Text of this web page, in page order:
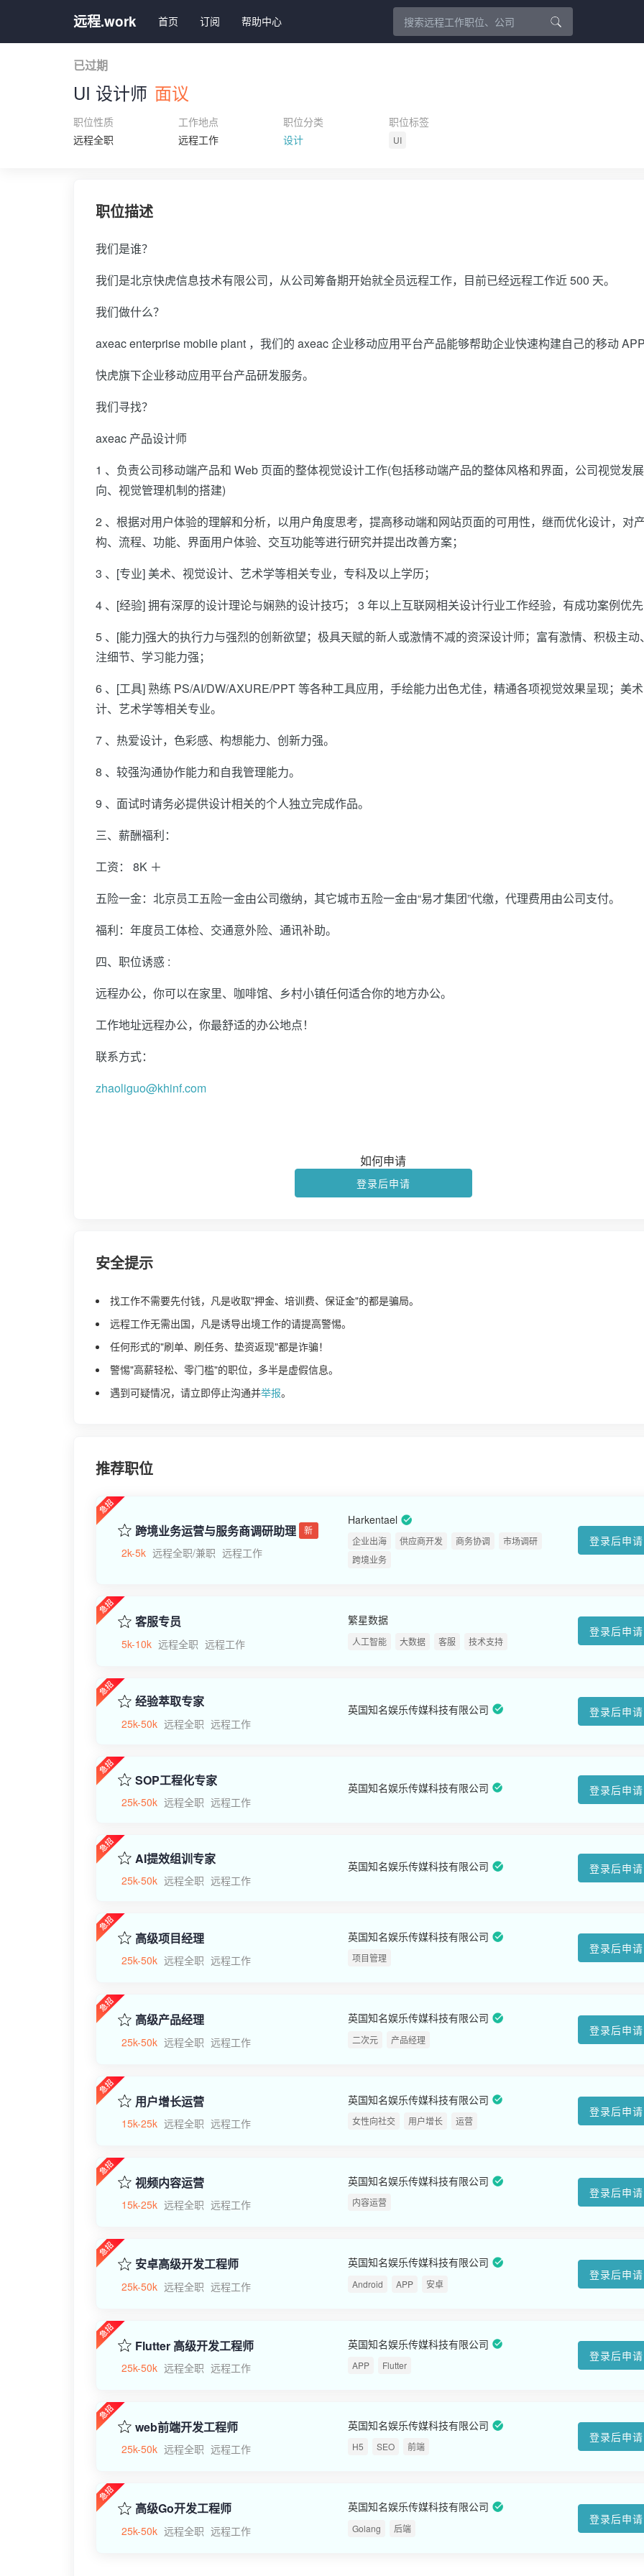
远程.work 首页 订阅 帮助中心
已过期
UI 设计师 面议
职位性质
远程全职
工作地点
远程工作
职位分类
设计
职位标签
UI
职位描述
我们是谁？
我们是北京快虎信息技术有限公司，从公司筹备期开始就全员远程工作，目前已经远程工作近 500 天。
我们做什么？
axeac enterprise mobile plant ，我们的 axeac 企业移动应用平台产品能够帮助企业快速构建自己的移动
快虎旗下企业移动应用平台产品研发服务。
我们寻找？
axeac 产品设计师
1 、负责公司移动端产品和 Web 页面的整体视觉设计工作(包括移动端产品的整体风格和界面，公司视觉发
向、视觉管理机制的搭建)
2 、根据对用户体验的理解和分析，以用户角度思考，提高移动端和网站页面的可用性，继而优化设计，对
构、流程、功能、界面用户体验、交互功能等进行研究并提出改善方案；
3 、[专业] 美术、视觉设计、艺术学等相关专业，专科及以上学历；
4 、[经验] 拥有深厚的设计理论与娴熟的设计技巧； 3 年以上互联网相关设计行业工作经验，有成功案例优
5 、[能力]强大的执行力与强烈的创新欲望；极具天赋的新人或激情不减的资深设计师；富有激情、积极主动
注细节、学习能力强；
6 、[工具] 熟练 PS/AI/DW/AXURE/PPT 等各种工具应用，手绘能力出色尤佳，精通各项视觉效果呈现；美
计、艺术学等相关专业。
7 、热爱设计，色彩感、构想能力、创新力强。
8 、较强沟通协作能力和自我管理能力。
9 、面试时请务必提供设计相关的个人独立完成作品。
三、薪酬福利：
工资： 8K ＋
五险一金：北京员工五险一金由公司缴纳，其它城市五险一金由“易才集团”代缴，代理费用由公司支付。
福利：年度员工体检、交通意外险、通讯补助。
四、职位诱惑 :
远程办公，你可以在家里、咖啡馆、乡村小镇任何适合你的地方办公。
工作地址远程办公，你最舒适的办公地点！
联系方式：
zhaoliguo@khinf.com
如何申请
登录后申请
安全提示
找工作不需要先付钱，凡是收取"押金、培训费、保证金"的都是骗局。
远程工作无需出国，凡是诱导出境工作的请提高警惕。
任何形式的"刷单、刷任务、垫资返现"都是诈骗！
警惕"高薪轻松、零门槛"的职位，多半是虚假信息。
遇到可疑情况，请立即停止沟通并举报。
推荐职位
跨境业务运营与服务商调研助理 新
2k-5k 远程全职/兼职 远程工作
Harkentael
企业出海 供应商开发 商务协调
市场调研
跨境业务
登录后申请
客服专员
5k-10k 远程全职 远程工作
繁星数据
人工智能 大数据 客服 技术支持
登录后申请
经验萃取专家
25k-50k 远程全职 远程工作
英国知名娱乐传媒科技有限公司 登录后申请
SOP工程化专家
25k-50k 远程全职 远程工作
英国知名娱乐传媒科技有限公司 登录后申请
AI提效组训专家
25k-50k 远程全职 远程工作
英国知名娱乐传媒科技有限公司 登录后申请
高级项目经理
25k-50k 远程全职 远程工作
英国知名娱乐传媒科技有限公司
项目管理
登录后申请
高级产品经理
25k-50k 远程全职 远程工作
英国知名娱乐传媒科技有限公司
二次元 产品经理
登录后申请
用户增长运营
15k-25k 远程全职 远程工作
英国知名娱乐传媒科技有限公司
女性向社交 用户增长 运营
登录后申请
视频内容运营
15k-25k 远程全职 远程工作
英国知名娱乐传媒科技有限公司
内容运营
登录后申请
安卓高级开发工程师
25k-50k 远程全职 远程工作
英国知名娱乐传媒科技有限公司
Android APP 安卓
登录后申请
Flutter 高级开发工程师
25k-50k 远程全职 远程工作
英国知名娱乐传媒科技有限公司
APP Flutter
登录后申请
web前端开发工程师
25k-50k 远程全职 远程工作
英国知名娱乐传媒科技有限公司
H5 SEO 前端
登录后申请
高级Go开发工程师
25k-50k 远程全职 远程工作
英国知名娱乐传媒科技有限公司
Golang 后端
登录后申请